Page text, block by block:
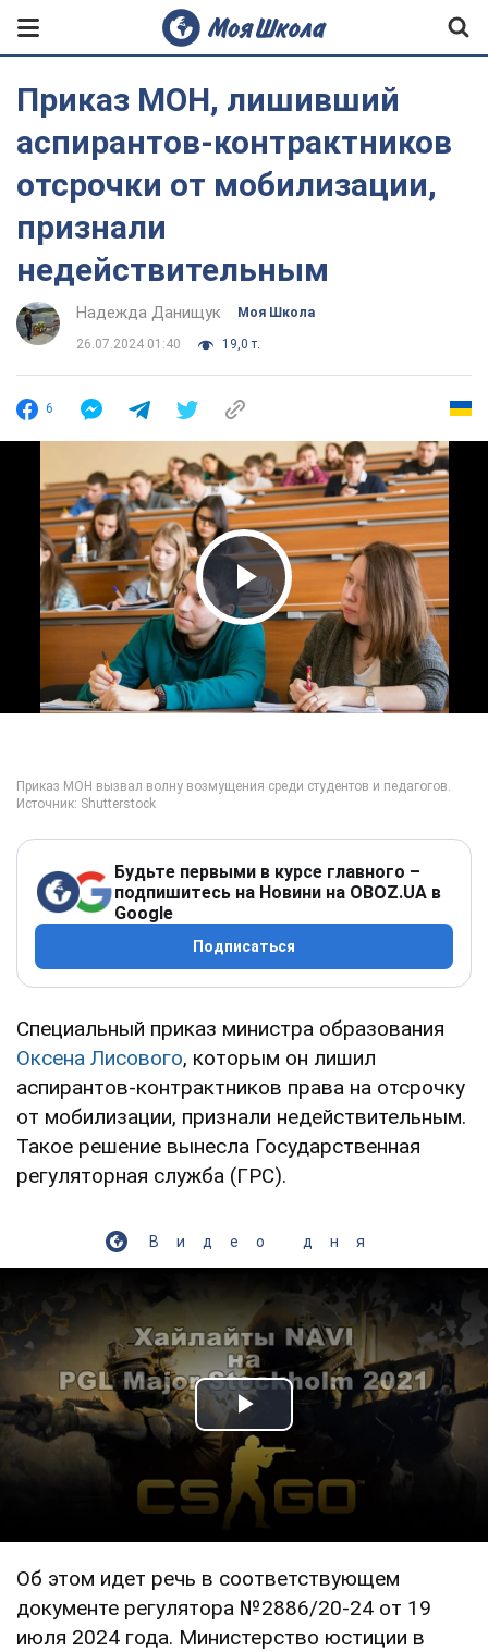
Приказ МОН, лишивший
аспирантов-контрактников
отсрочки от мобилизации,
признали
недействительным
Надежда Данищук Моя Школа
26.07.2024 01:40 19,0 т.
6
Play Video
Будьте первыми в курсе главного –
подпишитесь на Новини на OBOZ.UA в
Google
Подписаться
Специальный приказ министра образования
Оксена Лисового, которым он лишил
аспирантов-контрактников права на отсрочку
от мобилизации, признали недействительным.
Такое решение вынесла Государственная
регуляторная служба (ГРС).
Видео дня
Play Video
Об этом идет речь в соответствующем
документе регулятора №2886/20-24 от 19
июля 2024 года. Министерство юстиции в